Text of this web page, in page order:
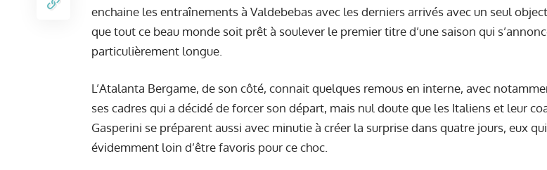
enchaine les entraînements à Valdebebas avec les derniers arrivés avec un seul
que tout ce beau monde soit prêt à soulever le premier titre d’une saison qui
particulièrement longue.
L’Atalanta Bergame, de son côté, connait quelques remous en interne, avec
ses cadres qui a décidé de forcer son départ, mais nul doute que les Italiens et leur
Gasperini se préparent aussi avec minutie à créer la surprise dans quatre jours, eux
évidemment loin d’être favoris pour ce choc.